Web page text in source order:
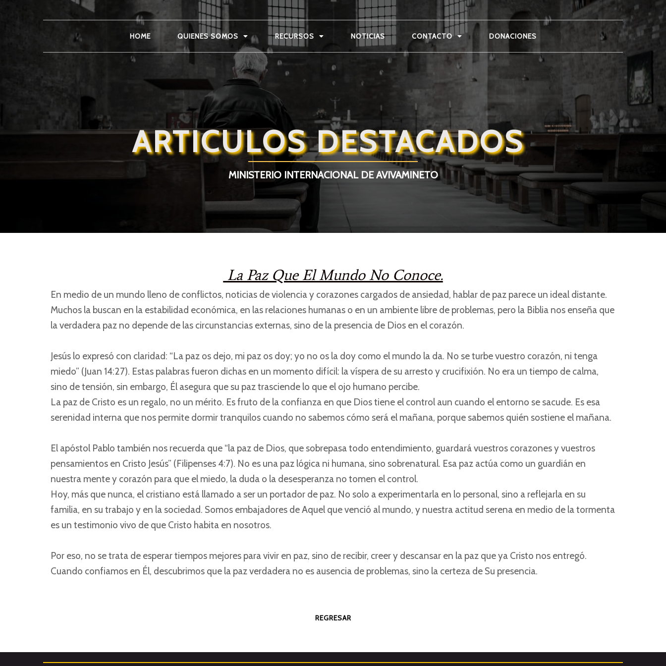
HOME QUIENES SOMOS RECURSOS NOTICIAS CONTACTO DONACIONES
ARTICULOS DESTACADOS
MINISTERIO INTERNACIONAL DE AVIVAMINETO
La Paz Que El Mundo No Conoce.
En medio de un mundo lleno de conflictos, noticias de violencia y corazones cargados de ansiedad, hablar de paz parece un ideal distante.
Muchos la buscan en la estabilidad económica, en las relaciones humanas o en un ambiente libre de problemas, pero la Biblia nos enseña que
la verdadera paz no depende de las circunstancias externas, sino de la presencia de Dios en el corazón.
Jesús lo expresó con claridad: “La paz os dejo, mi paz os doy; yo no os la doy como el mundo la da. No se turbe vuestro corazón, ni tenga
miedo” (Juan 14:27). Estas palabras fueron dichas en un momento difícil: la víspera de su arresto y crucifixión. No era un tiempo de calma,
sino de tensión, sin embargo, Él asegura que su paz trasciende lo que el ojo humano percibe.
La paz de Cristo es un regalo, no un mérito. Es fruto de la confianza en que Dios tiene el control aun cuando el entorno se sacude. Es esa
serenidad interna que nos permite dormir tranquilos cuando no sabemos cómo será el mañana, porque sabemos quién sostiene el mañana.
El apóstol Pablo también nos recuerda que “la paz de Dios, que sobrepasa todo entendimiento, guardará vuestros corazones y vuestros
pensamientos en Cristo Jesús” (Filipenses 4:7). No es una paz lógica ni humana, sino sobrenatural. Esa paz actúa como un guardián en
nuestra mente y corazón para que el miedo, la duda o la desesperanza no tomen el control.
Hoy, más que nunca, el cristiano está llamado a ser un portador de paz. No solo a experimentarla en lo personal, sino a reflejarla en su
familia, en su trabajo y en la sociedad. Somos embajadores de Aquel que venció al mundo, y nuestra actitud serena en medio de la tormenta
es un testimonio vivo de que Cristo habita en nosotros.
Por eso, no se trata de esperar tiempos mejores para vivir en paz, sino de recibir, creer y descansar en la paz que ya Cristo nos entregó.
Cuando confiamos en Él, descubrimos que la paz verdadera no es ausencia de problemas, sino la certeza de Su presencia.
REGRESAR